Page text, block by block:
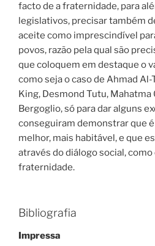
facto de a fraternidade, para
legislativos, precisar também
aceite como imprescindível
povos, razão pela qual são
que coloquem em destaque o
como seja o caso de Ahmad
King, Desmond Tutu, Mahatma
Bergoglio, só para dar alguns
conseguiram demonstrar que
melhor, mais habitável, e que
através do diálogo social,
fraternidade.
Bibliografia
Impressa